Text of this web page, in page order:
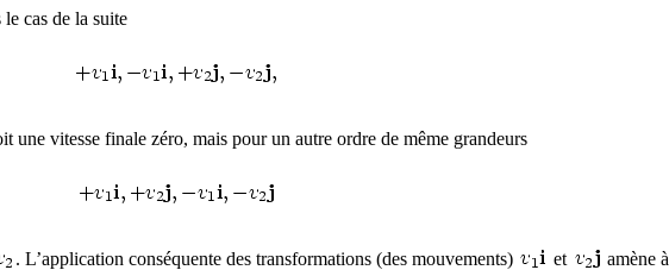
cas de la suite
une vitesse finale zéro, mais pour un autre ordre de même grandeurs
. L’application conséquente des transformations (des mouvements) et amène à